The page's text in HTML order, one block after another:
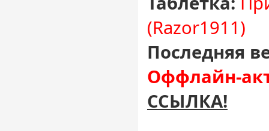
(Razor1911)
Последняя
Оффлайн-
ССЫЛКА!